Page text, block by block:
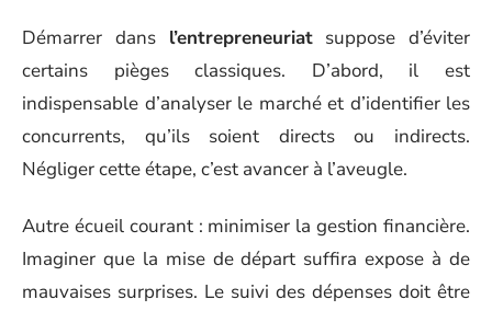
Démarrer dans l’entrepreneuriatsuppose d’éviter
certains pièges classiques. D’abord, il est
indispensable d’analyser le marché et d’identifier les
concurrents, qu’ils soient directs ou indirects.
Négliger cette étape, c’est avancer à l’aveugle.
Autre écueil courant : minimiser la gestion financière.
Imaginer que la mise de départ suffira expose à de
mauvaises surprises. Le suivi des dépenses doit être